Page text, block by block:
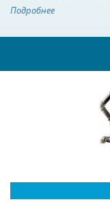
Подробнее